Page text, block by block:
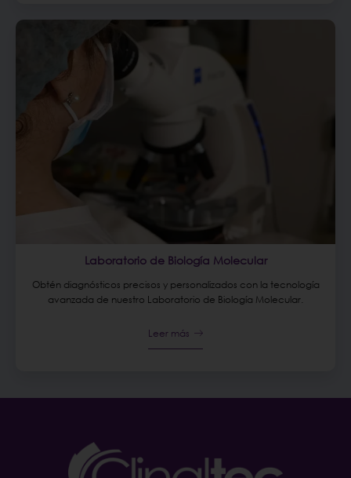
Laboratorio de Biología Molecular
Obtén diagnósticos precisos y personalizados con la tecnología
avanzada de nuestro Laboratorio de Biología Molecular.
Leer más